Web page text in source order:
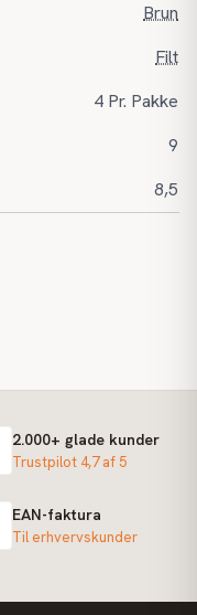
Brun
Filt
4 Pr. Pakke
9
8,5
2.000+ glade kunder
Trustpilot 4,7 af 5
EAN-faktura
Til erhvervskunder